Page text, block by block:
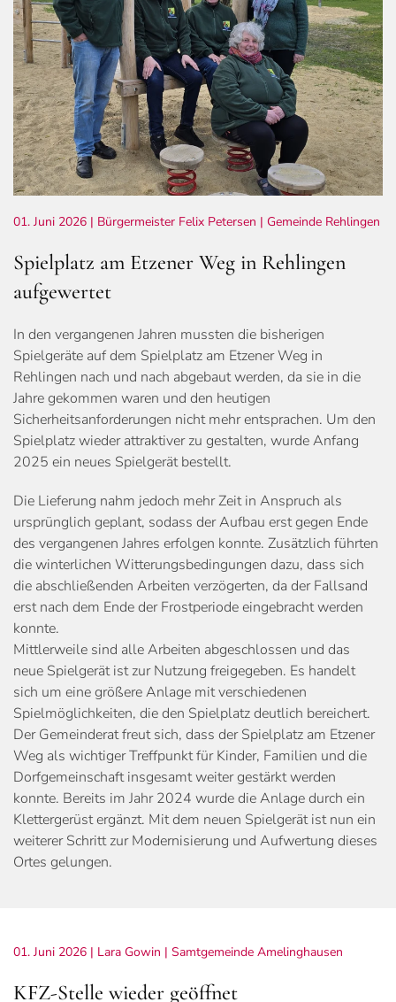
01. Juni 2026 | Bürgermeister Felix Petersen | Gemeinde Rehlingen
Spielplatz am Etzener Weg in Rehlingen
aufgewertet
In den vergangenen Jahren mussten die bisherigen
Spielgeräte auf dem Spielplatz am Etzener Weg in
Rehlingen nach und nach abgebaut werden, da sie in die
Jahre gekommen waren und den heutigen
Sicherheitsanforderungen nicht mehr entsprachen. Um den
Spielplatz wieder attraktiver zu gestalten, wurde Anfang
2025 ein neues Spielgerät bestellt.
Die Lieferung nahm jedoch mehr Zeit in Anspruch als
ursprünglich geplant, sodass der Aufbau erst gegen Ende
des vergangenen Jahres erfolgen konnte. Zusätzlich führten
die winterlichen Witterungsbedingungen dazu, dass sich
die abschließenden Arbeiten verzögerten, da der Fallsand
erst nach dem Ende der Frostperiode eingebracht werden
konnte.
Mittlerweile sind alle Arbeiten abgeschlossen und das
neue Spielgerät ist zur Nutzung freigegeben. Es handelt
sich um eine größere Anlage mit verschiedenen
Spielmöglichkeiten, die den Spielplatz deutlich bereichert.
Der Gemeinderat freut sich, dass der Spielplatz am Etzener
Weg als wichtiger Treffpunkt für Kinder, Familien und die
Dorfgemeinschaft insgesamt weiter gestärkt werden
konnte. Bereits im Jahr 2024 wurde die Anlage durch ein
Klettergerüst ergänzt. Mit dem neuen Spielgerät ist nun ein
weiterer Schritt zur Modernisierung und Aufwertung dieses
Ortes gelungen.
01. Juni 2026 | Lara Gowin | Samtgemeinde Amelinghausen
KFZ-Stelle wieder geöffnet